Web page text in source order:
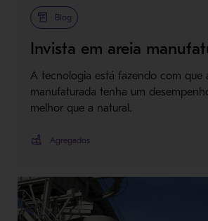
Blog
Invista em areia
A tecnologia está fazendo com que
manufaturada tenha um
melhor que a natural.
Agregados